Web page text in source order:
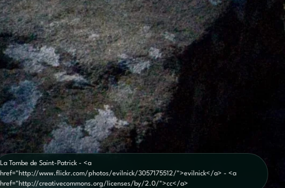
La Tombe de Saint-Patrick - <a
href="http://www.flickr.com/photos/evilnick/3057175512/">evilnick</a> - <a
href="http://creativecommons.org/licenses/by/2.0/">cc</a>